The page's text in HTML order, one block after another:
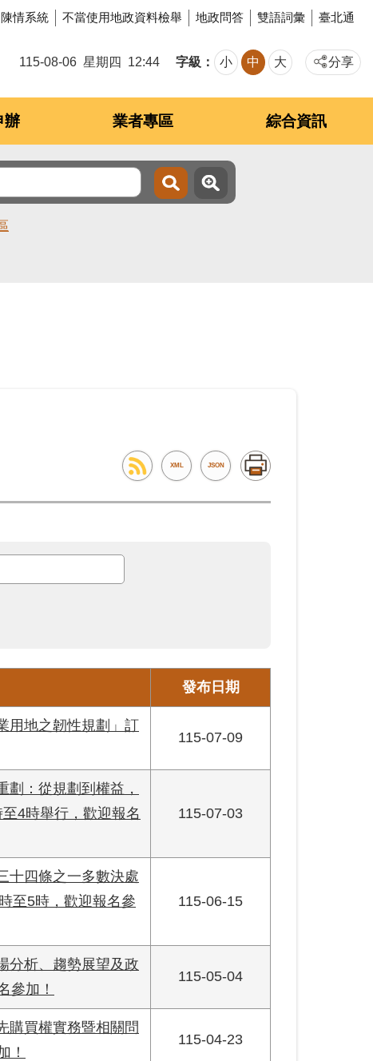
陳情系統 不當使用地政資料檢舉 地政問答 雙語詞彙 臺北通
115-08-06 星期四 12:44 字級 小 中 大 分享
辦 業者專區 綜合資訊
XML JSON
發布日期
用地之韌性規劃」訂
115-07-09
：從規劃到權益，
4時舉行，歡迎報名
115-07-03
十四條之一多數決處
至5時，歡迎報名參
115-06-15
分析、趨勢展望及政
參加！
115-05-04
購買權實務暨相關問
！
115-04-23